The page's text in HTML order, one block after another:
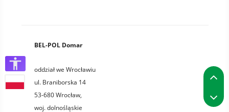
BEL-POL Domar
oddział we Wrocławiu
ul. Braniborska 14
53-680Wrocław,
woj.dolnośląskie